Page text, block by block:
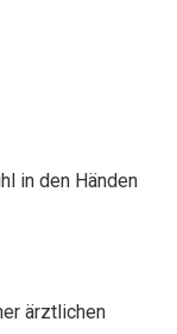
in den Händen
ärztlichen